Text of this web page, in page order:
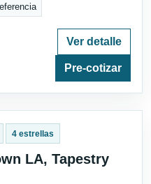
Ver detalle
Pre-cotizar
4 estrellas
LA, Tapestry